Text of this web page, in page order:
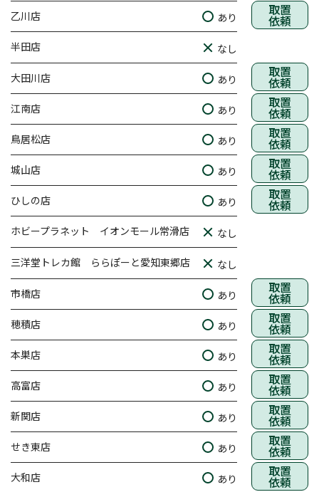
乙川店 あり 取置
依頼
半田店 なし
大田川店 あり 取置
依頼
江南店 あり 取置
依頼
鳥居松店 あり 取置
依頼
城山店 あり 取置
依頼
ひしの店 あり 取置
依頼
ホビープラネット イオンモール常滑店 なし
三洋堂トレカ館 ららぽーと愛知東郷店 なし
市橋店 あり 取置
依頼
穂積店 あり 取置
依頼
本巣店 あり 取置
依頼
高富店 あり 取置
依頼
新関店 あり 取置
依頼
せき東店 あり 取置
依頼
大和店 あり 取置
依頼